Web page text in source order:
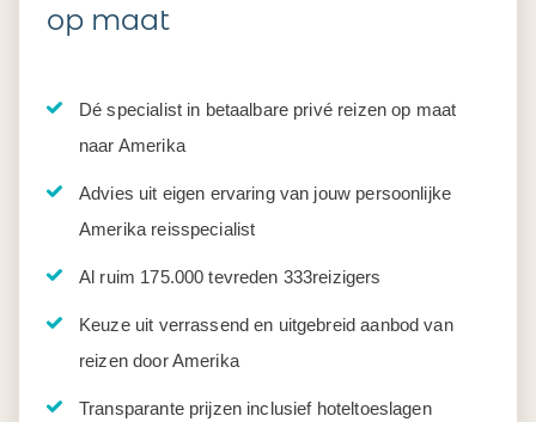
op maat
Dé specialist in betaalbare privé reizen op maat
naar Amerika
Advies uit eigen ervaring van jouw persoonlijke
Amerika reisspecialist
Al ruim 175.000 tevreden 333reizigers
Keuze uit verrassend en uitgebreid aanbod van
reizen door Amerika
Transparante prijzen inclusief hoteltoeslagen